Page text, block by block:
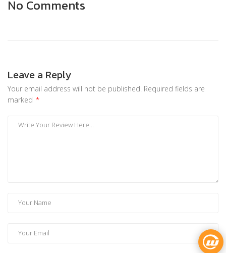
No Comments
Leave a Reply
Your email address will not be published. Required fields are
marked *